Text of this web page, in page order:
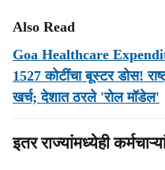
Also Read
Goa Healthcare
1527 कोटींचा बूस्टर डोस!
खर्च; देशात ठरले 'रोल मॉडेल'
इतर राज्यांमध्येही